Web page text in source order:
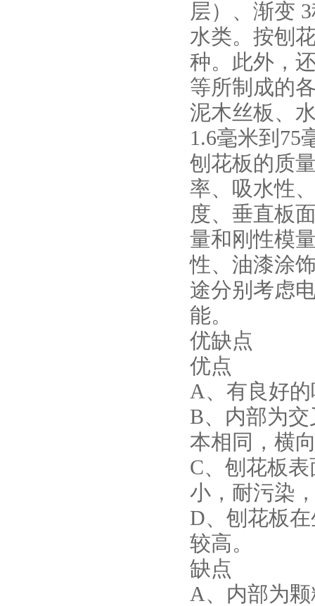
层）、渐变
水类。按刨
种。此外，
等所制成的
泥木丝板、
1.6毫米到75
刨花板的质
率、吸水性
度、垂直板
量和刚性模
性、油漆涂
途分别考虑
能。
优缺点
优点
A、有良好
B、内部为
本相同，横
C、刨花板
小，耐污染
D、刨花板
较高。
缺点
A、内部为